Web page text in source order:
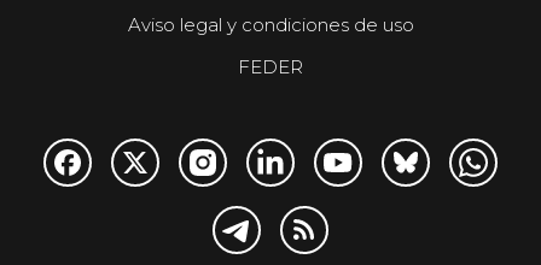
Aviso legal y condiciones de uso
FEDER